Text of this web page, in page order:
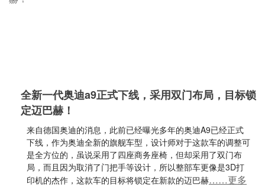
全新一代奥迪a9正式下线，采用双门布局，目标锁
定迈巴赫！
来自德国奥迪的消息，此前已经曝光多年的奥迪A9已经正式
下线，作为奥迪全新的旗舰车型，设计师对于这款车的调整可
是全方位的，虽说采用了四座商务座椅，但却采用了双门布
局，而且因为取消了门把手等设计，所以整部车更像是3D打
印机的杰作，这款车的目标将锁定在新款的迈巴赫……更多